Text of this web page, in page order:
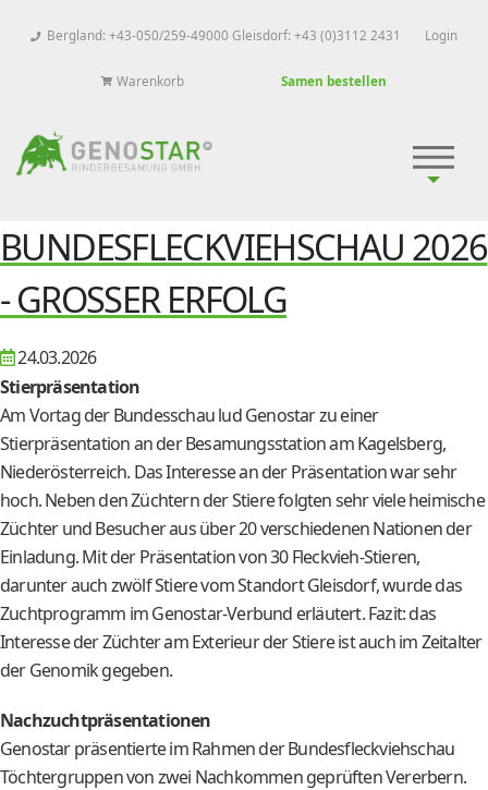
Bergland: +43-050/259-49000 Gleisdorf: +43 (0)3112 2431 Login
Warenkorb Samen bestellen
BUNDESFLECKVIEHSCHAU 2026
- GROSSER ERFOLG
24.03.2026
Stierpräsentation
Am Vortag der Bundesschau lud Genostar zu einer
Stierpräsentation an der Besamungsstation am Kagelsberg,
Niederösterreich. Das Interesse an der Präsentation war sehr
hoch. Neben den Züchtern der Stiere folgten sehr viele heimische
Züchter und Besucher aus über 20 verschiedenen Nationen der
Einladung. Mit der Präsentation von 30 Fleckvieh-Stieren,
darunter auch zwölf Stiere vom Standort Gleisdorf, wurde das
Zuchtprogramm im Genostar-Verbund erläutert. Fazit: das
Interesse der Züchter am Exterieur der Stiere ist auch im Zeitalter
der Genomik gegeben.
Nachzuchtpräsentationen
Genostar präsentierte im Rahmen der Bundesfleckviehschau
Töchtergruppen von zwei Nachkommen geprüften Vererbern.